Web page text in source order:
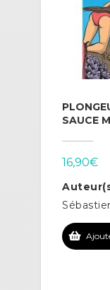
SAUCE
16,90€